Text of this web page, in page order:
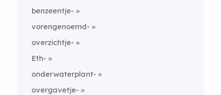
benzeentje-
vorengenoemd-
overzichtje-
Eth-
onderwaterplant-
overgavetje-